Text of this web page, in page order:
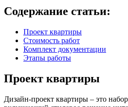
Содержание статьи:
Проект квартиры
Стоимость работ
Комплект документации
Этапы работы
Проект квартиры
Дизайн-проект квартиры – это